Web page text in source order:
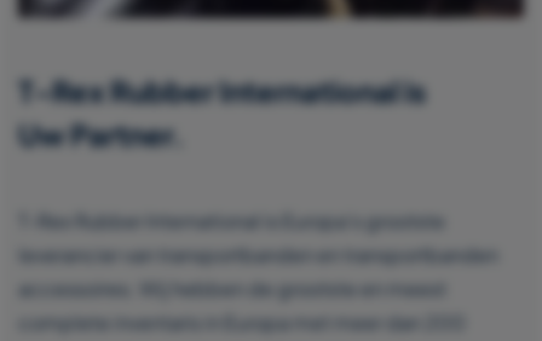
T-Rex Rubber International is
Uw Partner.
T-Rex Rubber International is Europa’s grootste
leverancier van transportbanden en transportbanden
accessoires. Wij hebben de grootste en meest
complete inventaris in Europa met meer dan 200